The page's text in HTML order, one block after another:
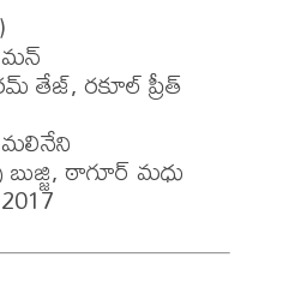
తేజ్, రకూల్ ప్రీత్
మలినేని
బుజ్జి, ఠాగూర్ మధు